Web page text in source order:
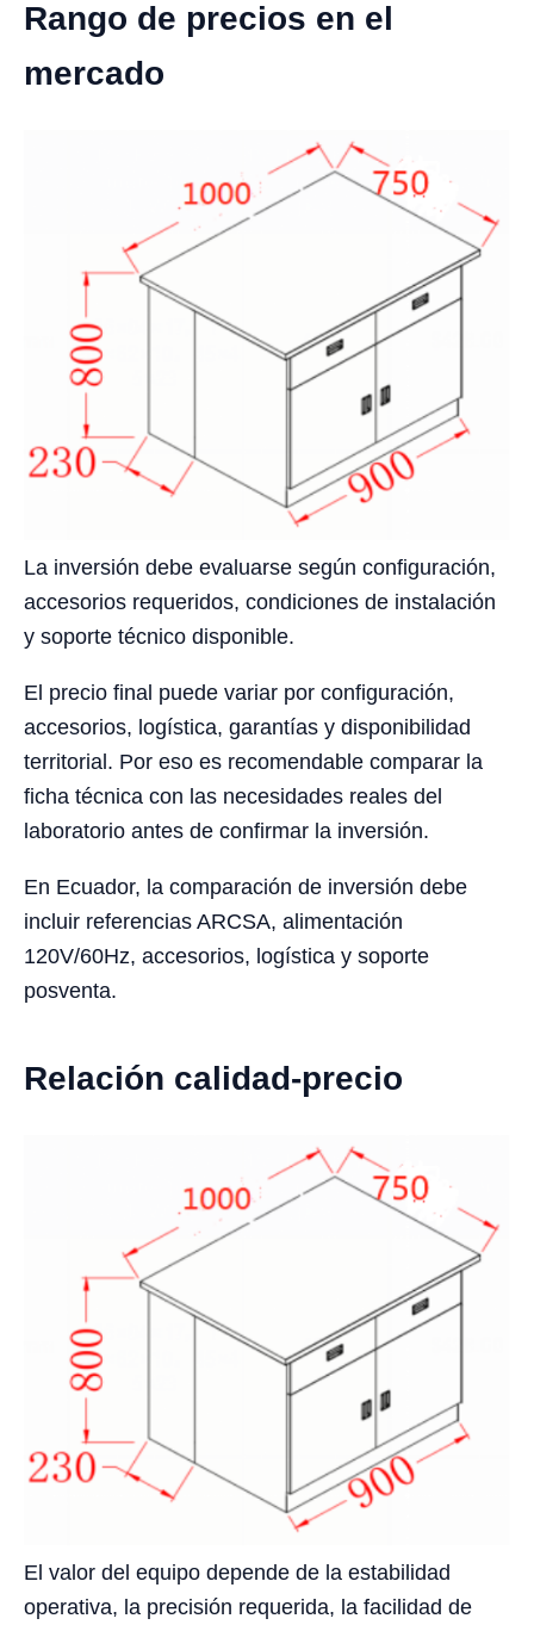
Rango de precios en el
mercado
La inversión debe evaluarse según configuración,
accesorios requeridos, condiciones de instalación
y soporte técnico disponible.
El precio final puede variar por configuración,
accesorios, logística, garantías y disponibilidad
territorial. Por eso es recomendable comparar la
ficha técnica con las necesidades reales del
laboratorio antes de confirmar la inversión.
En Ecuador, la comparación de inversión debe
incluir referencias ARCSA, alimentación
120V/60Hz, accesorios, logística y soporte
posventa.
Relación calidad-precio
El valor del equipo depende de la estabilidad
operativa, la precisión requerida, la facilidad de